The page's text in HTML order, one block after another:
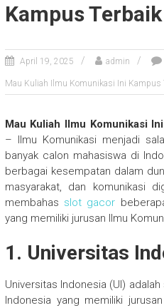
Kampus
April 19, 2025 admin
Mau Kuliah Ilmu Komunikasi Ini Kampus
Mau Kuliah Ilmu Komunikasi
– Ilmu Komunikasi menjadi
banyak calon mahasiswa di
berbagai kesempatan dalam
masyarakat, dan komunikasi
membahas slot gacor
yang memiliki jurusan Ilmu
1. Universitas
Universitas Indonesia (UI)
Indonesia yang memiliki